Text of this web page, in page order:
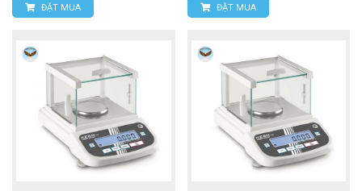
ĐẶT MUA ĐẶT MUA